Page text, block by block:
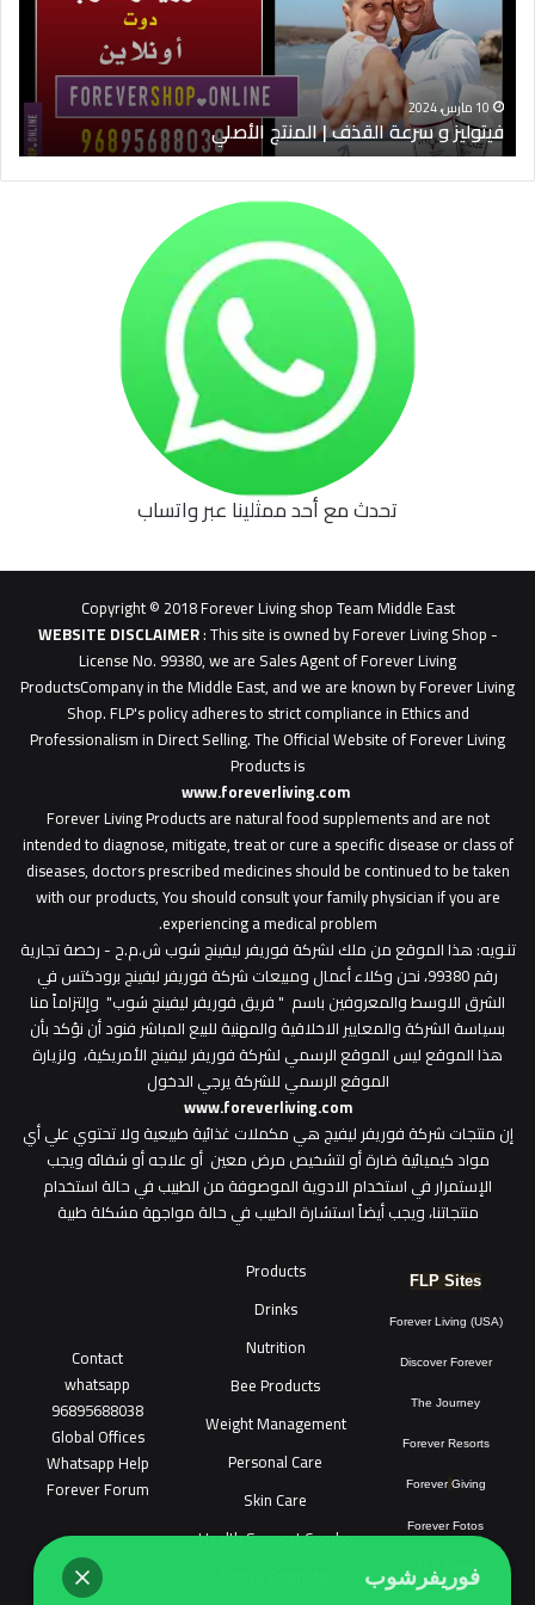
المنتج
الأصلي
10 مارس، 2024
فيتوليز و سرعة القذف | المنتج الأصلي
تحدث مع أحد ممثلينا عبر واتساب
Copyright © 2018 Forever Living shop Team Middle East
WEBSITE DISCLAIMER: This site is owned by Forever Living Shop -
License No. 99380, we are Sales Agent of Forever Living
ProductsCompany in the Middle East, and we are known by Forever Living
Shop. FLP's policy adheres to strict compliance in Ethics and
Professionalism in Direct Selling. The Official Website of Forever Living
Products is
www.foreverliving.com
Forever Living Products are natural food supplements and are not
intended to diagnose, mitigate, treat or cure a specific disease or class of
diseases, doctors prescribed medicines should be continued to be taken
with our products, You should consult your family physician if you are
experiencing a medical problem.
تنـويه: هذا الموقع من ملك لشركة فوريفر ليفينج شوب ش.م.ح - رخصة تجارية
رقم 99380، نحن وكلاء أعمال ومبيعات شركة فوريفر لبفينج برودكتس في
الشرق الاوسط والمعروفين باسم " فريق فوريفر ليفينج شوب" وإلتزاماً منا
بسياسة الشركة والمعايير الاخلاقية والمهنية للبيع المباشر فنود أن نؤكد بأن
هذا الموقع ليس الموقع الرسمي لشركة فوريفر ليفينج الأمريكية، ولزيارة
الموقع الرسمي للشركة يرجي الدخول
www.foreverliving.com
​إن منتجات شركة فوريفر ليفيج هي مكملات غذائية طبيعية ولا تحتوي علي أي
مواد كيميائية ضارة أو لتشخيص مرض معين أو علاجه أو شفائه ويجب
الإستمرار في استخدام الادوية الموصوفة من الطبيب في حالة استخدام
منتجاتنا، ويجب أيضاً استشارة الطبيب في حالة مواجهة مشكلة طبية
FLP Sites
Forever Living (USA)
Discover Forever
The Journey
Forever Resorts
Forever Giving
Forever Fotos
Products
Drinks
Nutrition
Bee Products
Weight Management
Personal Care
Skin Care
Health Support Combo
Contact
whatsapp
96895688038
Global Offices
Whatsapp Help
Forever Forum
فوريفرشوب